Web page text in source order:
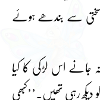
سے بندھے ہوئے
اس لڑکی کا کیا
دیکھ رہی تھیں۔’’کبھی